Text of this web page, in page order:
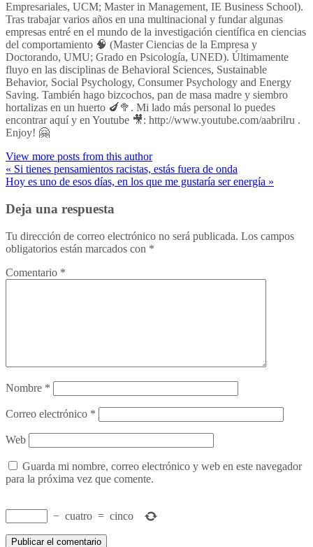
Empresariales, UCM; Master in Management, IE Business School).
Tras trabajar varios años en una multinacional y fundar algunas
empresas entré en el mundo de la investigación científica en ciencias
del comportamiento 🧠 (Master Ciencias de la Empresa y
Doctorando, UMU; Grado en Psicología, UNED). Últimamente
fluyo en las disciplinas de Behavioral Sciences, Sustainable
Behavior, Social Psychology, Consumer Psychology and Energy
Saving. También hago bizcochos, pan de masa madre y siembro
hortalizas en un huerto 🍆🥦. Mi lado más personal lo puedes
encontrar aquí y en Youtube 🎥: http://www.youtube.com/aabrilru .
Enjoy! 🤗
View more posts from this author
« Si tienes pensamientos racistas, estás fuera de onda
Hoy es uno de esos días, en los que me gustaría ser energía »
Deja una respuesta
Tu dirección de correo electrónico no será publicada. Los campos
obligatorios están marcados con *
Comentario *
Nombre *
Correo electrónico *
Web
Guarda mi nombre, correo electrónico y web en este navegador
para la próxima vez que comente.
− cuatro = cinco